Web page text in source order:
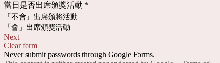
當日是否出席頒獎活動 *
「不會」出席頒將活動
「會」出席頒獎活動
Next
Clear form
Never submit passwords through Google Forms.